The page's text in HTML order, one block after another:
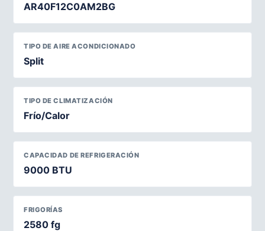
AR40F12C0AM2BG
TIPO DE AIRE ACONDICIONADO
Split
TIPO DE CLIMATIZACIÓN
Frío/Calor
CAPACIDAD DE REFRIGERACIÓN
9000 BTU
FRIGORÍAS
2580 fg